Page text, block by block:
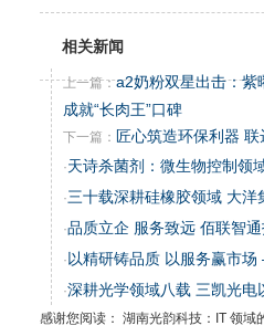
相关新闻
上一篇：a2奶粉双星出击：紫
成就“长肉王”口碑
下一篇： 匠心筑造环保利器
·天诗杀菌剂：微生物控制领
·三十载深耕硅橡胶领域 大洋
·品质立企 服务致远 佰联智
· 以精研铸品质 以服务赢市
·深耕光学领域八载 三凯光
感谢您阅读： 湖南光韵科技：IT 领域